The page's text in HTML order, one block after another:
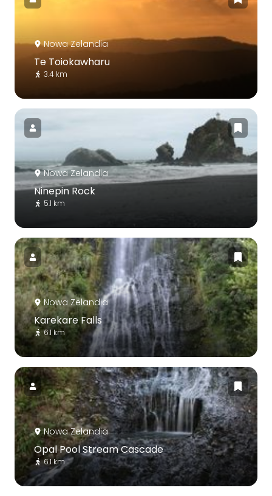
Nowa Zelandia
Te Toiokawharu
3.4 km
Nowa Zelandia
Ninepin Rock
5.1 km
Nowa Zelandia
Karekare Falls
6.1 km
Nowa Zelandia
Opal Pool Stream Cascade
6.1 km